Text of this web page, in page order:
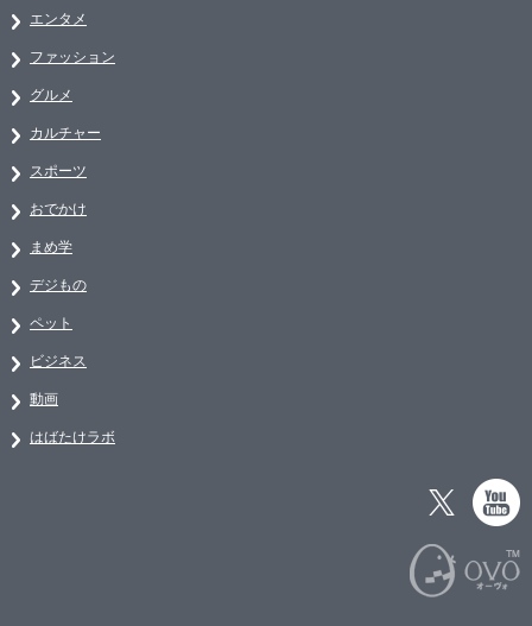
エンタメ
ファッション
グルメ
カルチャー
スポーツ
おでかけ
まめ学
デジもの
ペット
ビジネス
動画
はばたけラボ